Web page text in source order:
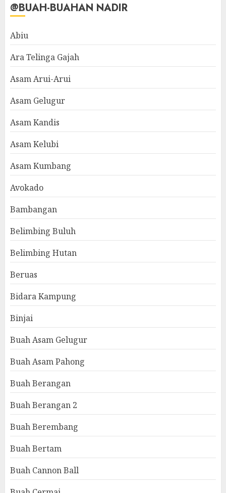
@BUAH-BUAHAN NADIR
Abiu
Ara Telinga Gajah
Asam Arui-Arui
Asam Gelugur
Asam Kandis
Asam Kelubi
Asam Kumbang
Avokado
Bambangan
Belimbing Buluh
Belimbing Hutan
Beruas
Bidara Kampung
Binjai
Buah Asam Gelugur
Buah Asam Pahong
Buah Berangan
Buah Berangan 2
Buah Berembang
Buah Bertam
Buah Cannon Ball